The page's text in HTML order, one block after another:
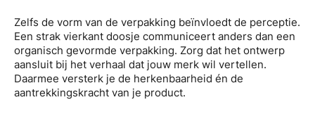
Zelfs de vorm van de verpakking beïnvloedt de perceptie.
Een strak vierkant doosje communiceert anders dan een
organisch gevormde verpakking. Zorg dat het ontwerp
aansluit bij het verhaal dat jouw merk wil vertellen.
Daarmee versterk je de herkenbaarheid én de
aantrekkingskracht van je product.